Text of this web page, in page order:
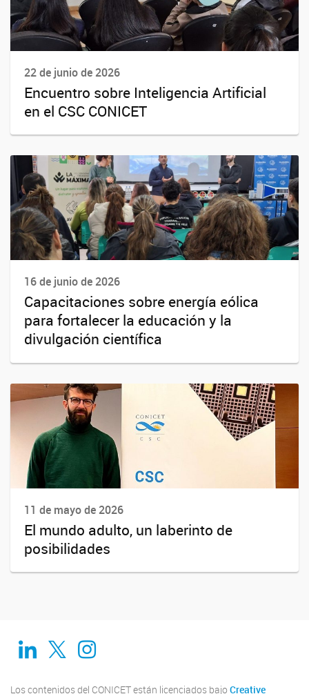
22 de junio de 2026
Encuentro sobre Inteligencia Artificial
en el CSC CONICET
16 de junio de 2026
Capacitaciones sobre energía eólica
para fortalecer la educación y la
divulgación científica
11 de mayo de 2026
El mundo adulto, un laberinto de
posibilidades
Linkedin
TwitterInstagram
Los contenidos del CONICET están licenciados bajo Creative